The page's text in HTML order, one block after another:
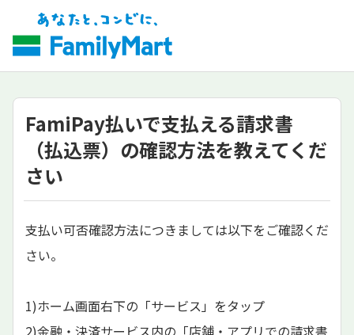
FamiPay払いで支払える請求書
（払込票）の確認方法を教えてくだ
さい
支払い可否確認方法につきましては以下をご確認くだ
さい。
1)ホーム画面右下の「サービス」をタップ
2)金融・決済サービス内の「店舗・アプリでの請求書